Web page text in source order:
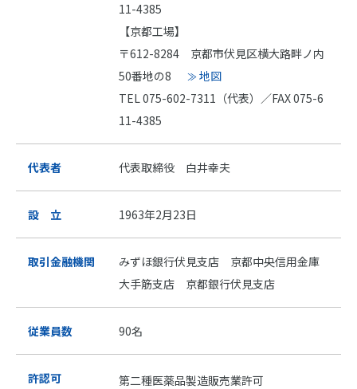
11-4385
【京都工場】
〒612-8284 京都市伏見区横大路畔ノ内
50番地の8
地図
TEL 075-602-7311（代表）／FAX 075-6
11-4385
代表者 代表取締役 白井幸夫
設 立 1963年2月23日
取引金融機関
みずほ銀行伏見支店 京都中央信用金庫
大手筋支店 京都銀行伏見支店
従業員数 90名
許認可
第二種医薬品製造販売業許可